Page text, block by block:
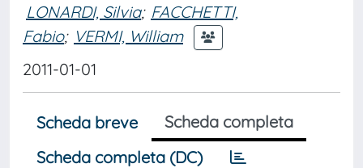
LONARDI, Silvia; FACCHETTI,
Fabio; VERMI, William
2011-01-01
Scheda breve
Scheda completa
Scheda completa (DC)